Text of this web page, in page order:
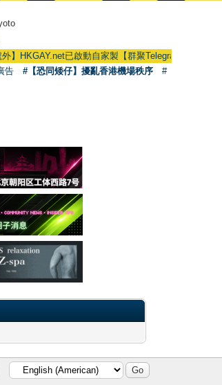
】HKGAY.net已啟動自家製【群聚Telegram群組】
告 #【恐同矮仔】擾亂香港機場秩序
#